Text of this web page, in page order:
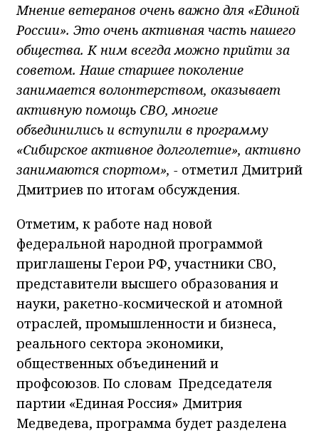
Мнение ветеранов очень важно для «Единой
России». Это очень активная часть нашего
общества. К ним всегда можно прийти за
советом. Наше старшее поколение
занимается волонтерством, оказывает
активную помощь СВО, многие
объединились и вступили в программу
«Сибирское активное долголетие», активно
занимаются спортом», - отметил Дмитрий
Дмитриев по итогам обсуждения.
Отметим, к работе над новой
федеральной народной программой
приглашены Герои РФ, участники СВО,
представители высшего образования и
науки, ракетно-космической и атомной
отраслей, промышленности и бизнеса,
реального сектора экономики,
общественных объединений и
профсоюзов. По словам Председателя
партии «Единая Россия» Дмитрия
Медведева, программа будет разделена